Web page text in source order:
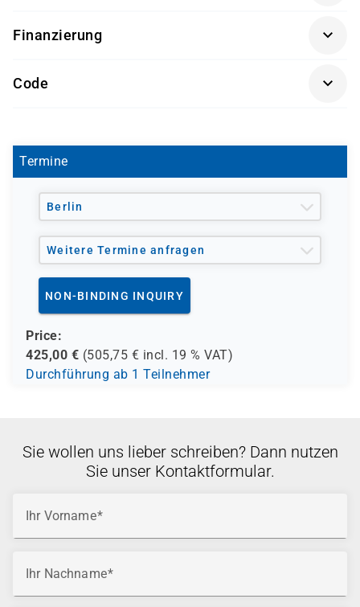
Finanzierung
- regionale Einrichtungen
und andere Träger möglich
Code
Termine
Berlin
Weitere Termine anfragen
NON-BINDING INQUIRY
Price:
425,00 € (505,75 € incl. 19 % VAT)
Durchführung ab 1 Teilnehmer
Sie wollen uns lieber schreiben? Dann nutzen
Sie unser Kontaktformular.
Ihr Vorname
Ihr Nachname